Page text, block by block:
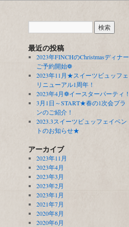
最近の投稿
2023年FINCHのChristmasディナー
ご予約開始❁
2023年11月★スイーツビュッフェ
リニューアル1周年！
2023年4月❁イースターパーティ！
3月1日～START★春の1次会プラ
ンのご紹介！
2023.3スイーツビュッフェイベン
トのお知らせ★
アーカイブ
2023年11月
2023年4月
2023年3月
2023年2月
2023年1月
2021年7月
2020年8月
2020年6月